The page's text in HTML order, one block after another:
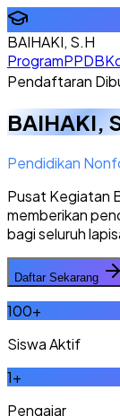
BAIHAKI, S.H
ProgramPPDB
Pendaftaran
BAIHAKI,
Pendidikan
Pusat Kegiatan
memberikan
bagi seluruh
Daftar Sekarang
100+
Siswa Aktif
1+
Pengajar